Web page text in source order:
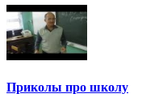
Приколы про школу